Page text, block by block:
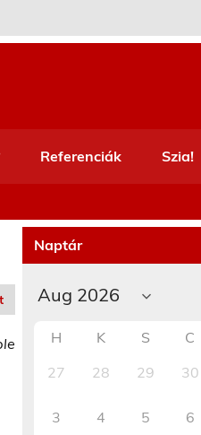
Referenciák Szia!
Naptár
H K S C
27
28 29 30
3 4 5 6